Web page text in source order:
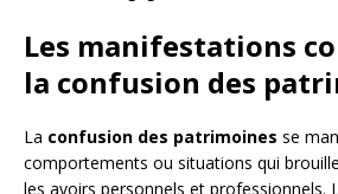
Les manifestations
la confusion des
La confusion des patrimoines se
comportements ou situations qui
les avoirs personnels et professionnels.